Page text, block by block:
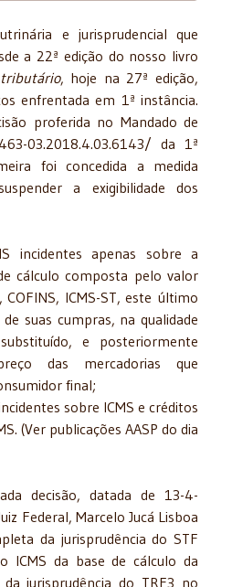
e jurisprudencial que
a 22ª edição do nosso livro
, hoje na 27ª edição,
enfrentada em 1ª instância.
proferida no Mandado de
03.2018.4.03.6143/ da 1ª
foi concedida a medida
a exigibilidade dos
incidentes apenas sobre a
cálculo composta pelo valor
COFINS, ICMS-ST, este último
suas cumpras, na qualidade
e posteriormente
das mercadorias que
final;
sobre ICMS e créditos
(Ver publicações AASP do dia
decisão, datada de 13-4-
Federal, Marcelo Jucá Lisboa
da jurisprudência do STF
ICMS da base de cálculo da
jurisprudência do TRF3 no